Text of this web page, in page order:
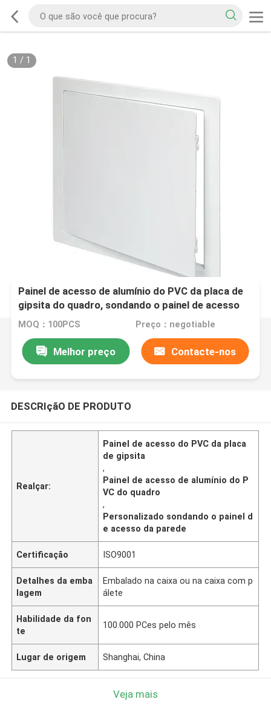
1 / 1
Painel de acesso de alumínio do PVC da placa de
gipsita do quadro, sondando o painel de acesso
da parede
MOQ：100PCS Preço：negotiable
Melhor preço Contacte-nos
DESCRIçãO DE PRODUTO
Realçar:
Painel de acesso do PVC da placa
de gipsita
,
Painel de acesso de alumínio do P
VC do quadro
,
Personalizado sondando o painel d
e acesso da parede
Certificação ISO9001
Detalhes da emba
lagem
Embalado na caixa ou na caixa com p
álete
Habilidade da fon
te
100.000 PCes pelo mês
Lugar de origem Shanghai, China
Veja mais